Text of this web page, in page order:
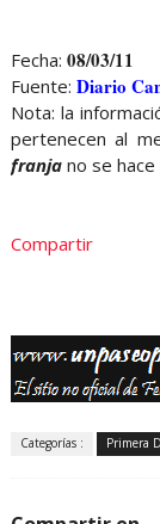
Fecha: 08/03/11
Fuente: Diario
Nota: la
pertenecen al
franjano se hace
Compartir
Categorías : Primera